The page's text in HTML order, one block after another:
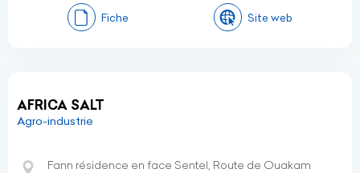
Fiche Site web
AFRICA SALT
Agro-industrie
Fann résidence en face Sentel, Route de Ouakam